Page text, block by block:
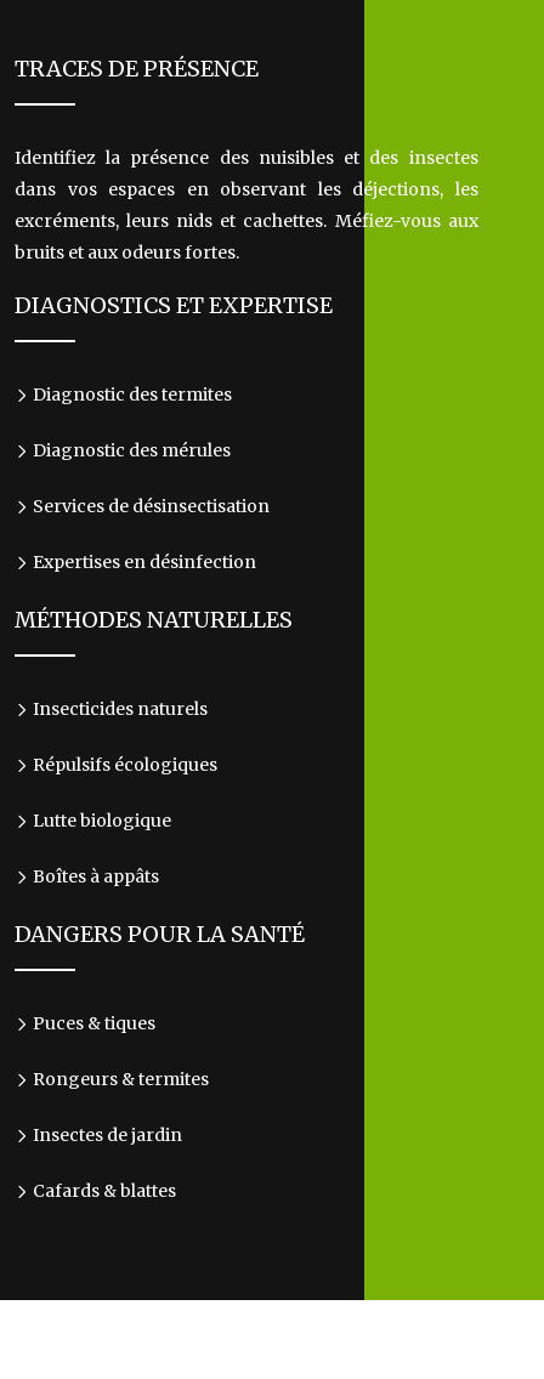
TRACES DE PRÉSENCE
Identifiez la présence des nuisibles et des insectes
dans vos espaces en observant les déjections, les
excréments, leurs nids et cachettes. Méfiez-vous aux
bruits et aux odeurs fortes.
DIAGNOSTICS ET EXPERTISE
Diagnostic des termites
Diagnostic des mérules
Services de désinsectisation
Expertises en désinfection
MÉTHODES NATURELLES
Insecticides naturels
Répulsifs écologiques
Lutte biologique
Boîtes à appâts
DANGERS POUR LA SANTÉ
Puces & tiques
Rongeurs & termites
Insectes de jardin
Cafards & blattes